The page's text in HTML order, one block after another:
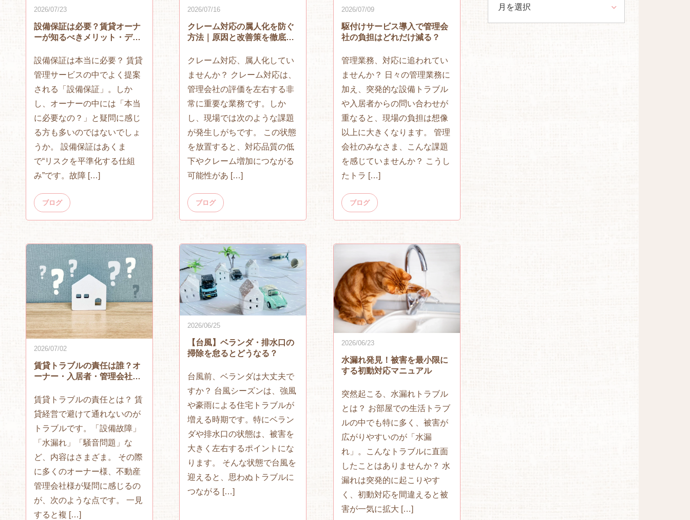
2026/07/23
設備保証は必要？賃貸オーナ
ーが知るべきメリット・デメ
設備保証は本当に必要？ 賃貸
管理サービスの中でよく提案
される「設備保証」。しか
し、オーナーの中には「本当
に必要なの？」と疑問に感じ
る方も多いのではないでしょ
うか。 設備保証はあくま
で“リスクを平準化する仕組
み”です。故障 […]
ブログ
2026/07/16
クレーム対応の属人化を防ぐ
方法｜原因と改善策を徹底解
クレーム対応、属人化してい
ませんか？ クレーム対応は、
管理会社の評価を左右する非
常に重要な業務です。しか
し、現場では次のような課題
が発生しがちです。 この状態
を放置すると、対応品質の低
下やクレーム増加につながる
可能性があ […]
ブログ
2026/07/09
駆付けサービス導入で管理会
社の負担はどれだけ減る？
管理業務、対応に追われてい
ませんか？ 日々の管理業務に
加え、突発的な設備トラブル
や入居者からの問い合わせが
重なると、現場の負担は想像
以上に大きくなります。 管理
会社のみなさま、こんな課題
を感じていませんか？ こうし
たトラ […]
ブログ
2026/07/02
賃貸トラブルの責任は誰？オ
ーナー・入居者・管理会社の
賃貸トラブルの責任とは？ 賃
貸経営で避けて通れないのが
トラブルです。「設備故障」
「水漏れ」「騒音問題」な
ど、内容はさまざま。 その際
に多くのオーナー様、不動産
管理会社様が疑問に感じるの
が、次のような点です。 一見
すると複 […]
2026/06/25
【台風】ベランダ・排水口の
掃除を怠るとどうなる？
台風前、ベランダは大丈夫で
すか？ 台風シーズンは、強風
や豪雨による住宅トラブルが
増える時期です。特にベラン
ダや排水口の状態は、被害を
大きく左右するポイントにな
ります。 そんな状態で台風を
迎えると、思わぬトラブルに
つながる […]
2026/06/23
水漏れ発見！被害を最小限に
する初動対応マニュアル
突然起こる、水漏れトラブル
とは？ お部屋での生活トラブ
ルの中でも特に多く、被害が
広がりやすいのが「水漏
れ」。こんなトラブルに直面
したことはありませんか？ 水
漏れは突発的に起こりやす
く、初動対応を間違えると被
害が一気に拡大 […]